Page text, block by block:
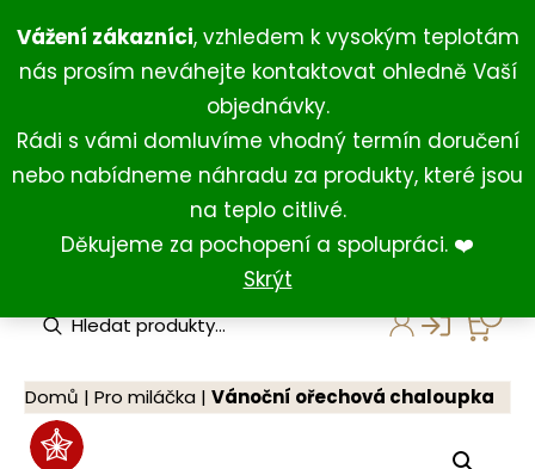
Vážení zákazníci, vzhledem k vysokým teplotám
nás prosím neváhejte kontaktovat ohledně Vaší
objednávky.
Rádi s vámi domluvíme vhodný termín doručení
nebo nabídneme náhradu za produkty, které jsou
na teplo citlivé.
Děkujeme za pochopení a spolupráci. ❤️
Skrýt
na
obsah
+420 734 429 111 (Po-Ne 8:00-18:00)
+420 731 127 211 (For English)
u
c
s
Domů | Pro miláčka | Vánoční ořechová chaloupka